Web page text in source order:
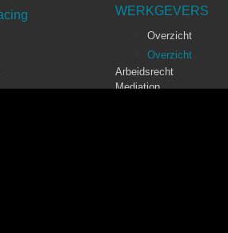
WERKGEVERS
Overzicht
Overzicht
Arbeidsrecht
Mediation